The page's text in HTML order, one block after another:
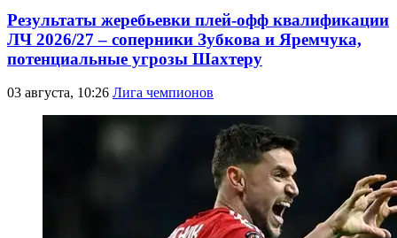
Результаты жеребьевки плей-офф квалификации
ЛЧ 2026/27 – соперники Зубкова и Яремчука,
потенциальные угрозы Шахтеру
03 августа, 10:26 Лига чемпионов